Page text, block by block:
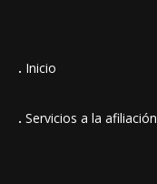
. Inicio
. Servicios a la afiliación